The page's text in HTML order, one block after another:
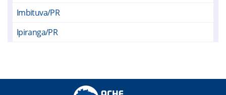
Imbituva/PR
Ipiranga/PR